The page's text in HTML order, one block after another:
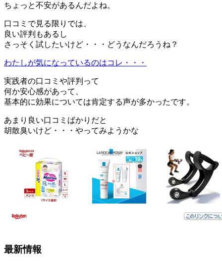
ちょっと不安があるんだよね。
口コミで見る限りでは、
良い評判もあるし
さっそく試したいけど・・・どうなんだろうね？
わたしが気になっているのはコレ・・・
実践者の口コミや評判って
何か安心感があって、
基本的に効果については肯定する声が多かったです。
あまり良い口コミばかりだと
胡散臭いけど・・・やってみようかな
最新情報